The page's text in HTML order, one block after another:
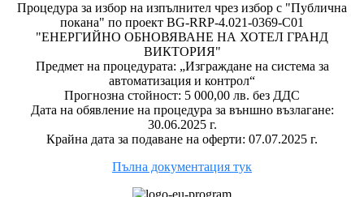
Процедура за избор на изпълнител чрез избор с "Публична
покана" по проект BG-RRP-4.021-0369-C01
"ЕНЕРГИЙНО ОБНОВЯВАНЕ НА ХОТЕЛ ГРАНД
ВИКТОРИЯ"
Предмет на процедурата: „Изграждане на система за
автоматизация и контрол“
Прогнозна стойност: 5 000,00 лв. без ДДС
Дата на обявление на процедура за външно възлагане:
30.06.2025 г.
Крайна дата за подаване на оферти: 07.07.2025 г.
Пълна документация тук